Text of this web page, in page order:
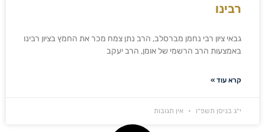
רבינו
גבאי ציון רבי נחמן מברסלב, הרב נתן צמח מכר את החמץ בציון רבינו
באמצעות הרב הרשמי של אומן, הרב יעקב
קרא עוד »
י״ג בניסן תשפ״ו אין תגובות